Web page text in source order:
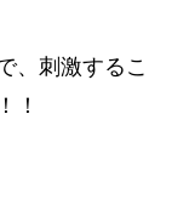
、刺激するこ
！